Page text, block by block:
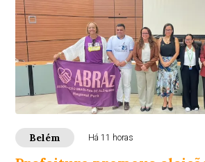
Belém Há 11 horas